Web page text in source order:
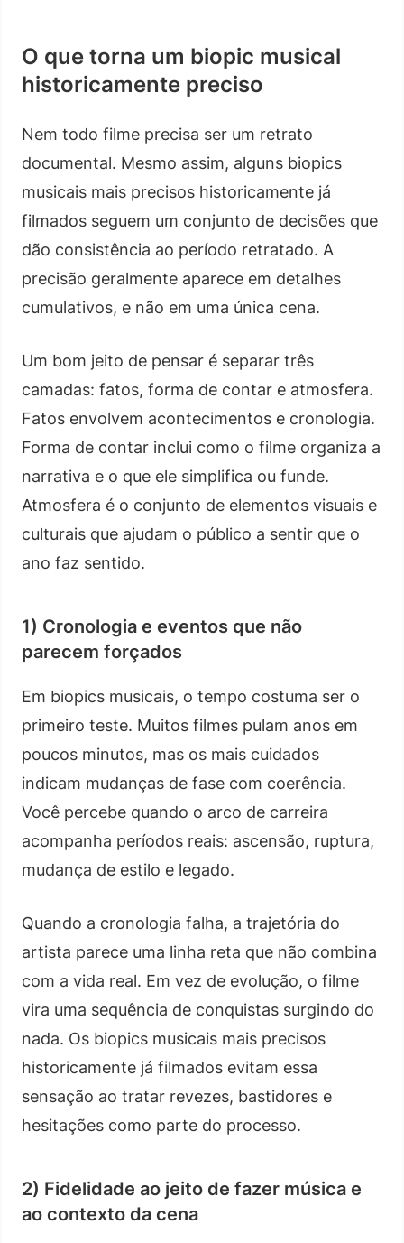
O que torna um biopic musical
historicamente preciso
Nem todo filme precisa ser um retrato
documental. Mesmo assim, alguns biopics
musicais mais precisos historicamente já
filmados seguem um conjunto de decisões que
dão consistência ao período retratado. A
precisão geralmente aparece em detalhes
cumulativos, e não em uma única cena.
Um bom jeito de pensar é separar três
camadas: fatos, forma de contar e atmosfera.
Fatos envolvem acontecimentos e cronologia.
Forma de contar inclui como o filme organiza a
narrativa e o que ele simplifica ou funde.
Atmosfera é o conjunto de elementos visuais e
culturais que ajudam o público a sentir que o
ano faz sentido.
1) Cronologia e eventos que não
parecem forçados
Em biopics musicais, o tempo costuma ser o
primeiro teste. Muitos filmes pulam anos em
poucos minutos, mas os mais cuidados
indicam mudanças de fase com coerência.
Você percebe quando o arco de carreira
acompanha períodos reais: ascensão, ruptura,
mudança de estilo e legado.
Quando a cronologia falha, a trajetória do
artista parece uma linha reta que não combina
com a vida real. Em vez de evolução, o filme
vira uma sequência de conquistas surgindo do
nada. Os biopics musicais mais precisos
historicamente já filmados evitam essa
sensação ao tratar revezes, bastidores e
hesitações como parte do processo.
2) Fidelidade ao jeito de fazer música e
ao contexto da cena